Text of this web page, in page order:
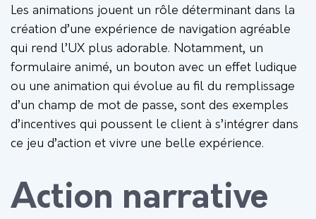
Les animations jouent un rôle déterminant dans la
création d’une expérience de navigation agréable
qui rend l’UX plus adorable. Notamment, un
formulaire animé, un bouton avec un effet ludique
ou une animation qui évolue au fil du remplissage
d’un champ de mot de passe, sont des exemples
d’incentives qui poussent le client à s’intégrer dans
ce jeu d’action et vivre une belle expérience.
Action narrative